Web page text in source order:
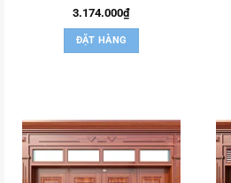
3.174.000₫
ĐẶT HÀNG